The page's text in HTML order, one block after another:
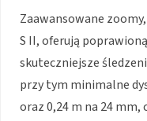
Zaawansowane
S II, oferują
skuteczniejsze
przy tym minimalne
oraz 0,24 m na 24